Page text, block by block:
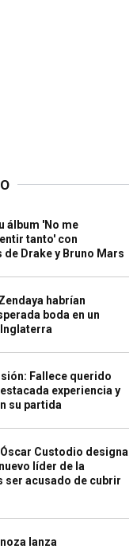
álbum 'No me
tanto' con
Drake y Bruno Mars
habrían
boda en un
Fallece querido
experiencia y
su partida
Custodio designa
líder de la
ser acusado de cubrir
lanza